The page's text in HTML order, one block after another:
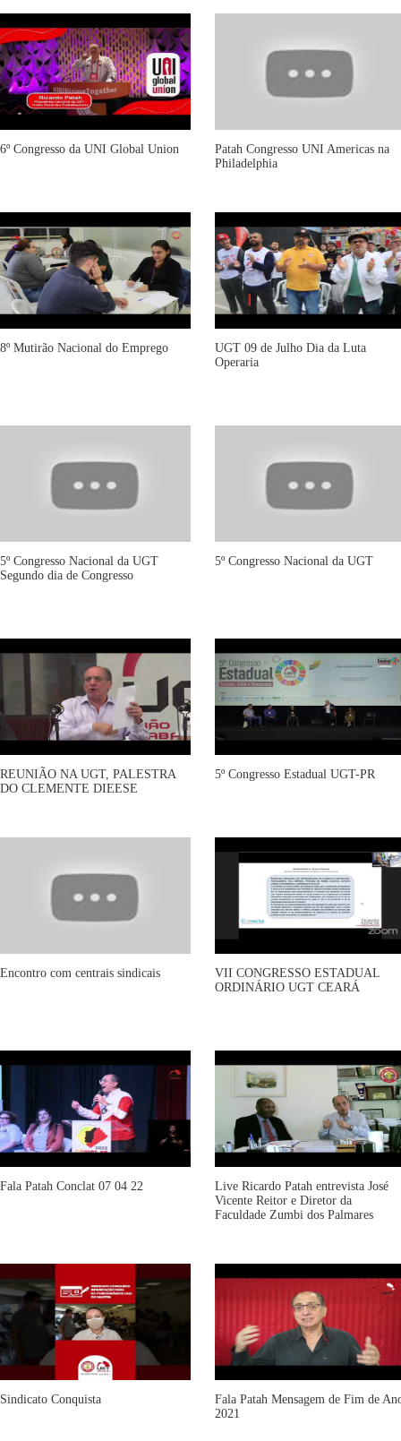
6º Congresso da UNI Global Union
Patah Congresso UNI Americas na
Philadelphia
8º Mutirão Nacional do Emprego
UGT 09 de Julho Dia da Luta
Operaria
5º Congresso Nacional da UGT
Segundo dia de Congresso
5º Congresso Nacional da UGT
REUNIÃO NA UGT, PALESTRA
DO CLEMENTE DIEESE
5º Congresso Estadual UGT-PR
Encontro com centrais sindicais
VII CONGRESSO ESTADUAL
ORDINÁRIO UGT CEARÁ
Fala Patah Conclat 07 04 22
Live Ricardo Patah entrevista José
Vicente Reitor e Diretor da
Faculdade Zumbi dos Palmares
Sindicato Conquista
Fala Patah Mensagem de Fim de
2021